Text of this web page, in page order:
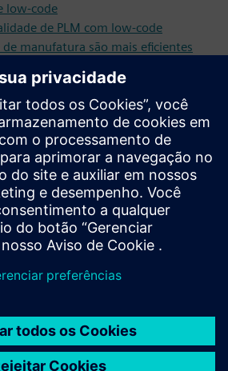
low-code
de PLM com low-code
de manufatura são mais eficientes
Dekkers